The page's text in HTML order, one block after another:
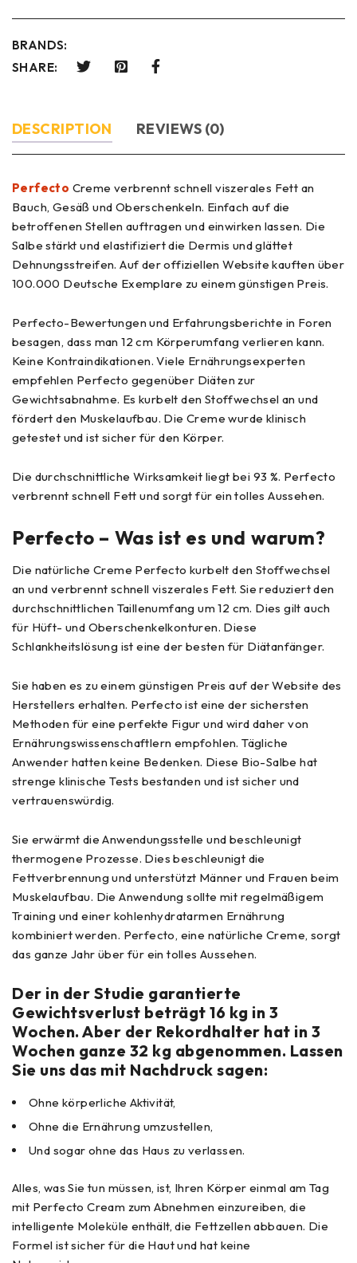
BRANDS:
SHARE:
DESCRIPTION REVIEWS (0)
Perfecto Creme verbrennt schnell viszerales Fett an
Bauch, Gesäß und Oberschenkeln. Einfach auf die
betroffenen Stellen auftragen und einwirken lassen. Die
Salbe stärkt und elastifiziert die Dermis und glättet
Dehnungsstreifen. Auf der offiziellen Website kauften über
100.000 Deutsche Exemplare zu einem günstigen Preis.
Perfecto-Bewertungen und Erfahrungsberichte in Foren
besagen, dass man 12 cm Körperumfang verlieren kann.
Keine Kontraindikationen. Viele Ernährungsexperten
empfehlen Perfecto gegenüber Diäten zur
Gewichtsabnahme. Es kurbelt den Stoffwechsel an und
fördert den Muskelaufbau. Die Creme wurde klinisch
getestet und ist sicher für den Körper.
Die durchschnittliche Wirksamkeit liegt bei 93 %. Perfecto
verbrennt schnell Fett und sorgt für ein tolles Aussehen.
Perfecto – Was ist es und warum?
Die natürliche Creme Perfecto kurbelt den Stoffwechsel
an und verbrennt schnell viszerales Fett. Sie reduziert den
durchschnittlichen Taillenumfang um 12 cm. Dies gilt auch
für Hüft- und Oberschenkelkonturen. Diese
Schlankheitslösung ist eine der besten für Diätanfänger.
Sie haben es zu einem günstigen Preis auf der Website des
Herstellers erhalten. Perfecto ist eine der sichersten
Methoden für eine perfekte Figur und wird daher von
Ernährungswissenschaftlern empfohlen. Tägliche
Anwender hatten keine Bedenken. Diese Bio-Salbe hat
strenge klinische Tests bestanden und ist sicher und
vertrauenswürdig.
Sie erwärmt die Anwendungsstelle und beschleunigt
thermogene Prozesse. Dies beschleunigt die
Fettverbrennung und unterstützt Männer und Frauen beim
Muskelaufbau. Die Anwendung sollte mit regelmäßigem
Training und einer kohlenhydratarmen Ernährung
kombiniert werden. Perfecto, eine natürliche Creme, sorgt
das ganze Jahr über für ein tolles Aussehen.
Der in der Studie garantierte
Gewichtsverlust beträgt 16 kg in 3
Wochen. Aber der Rekordhalter hat in 3
Wochen ganze 32 kg abgenommen. Lassen
Sie uns das mit Nachdruck sagen:
Ohne körperliche Aktivität,
Ohne die Ernährung umzustellen,
Und sogar ohne das Haus zu verlassen.
Alles, was Sie tun müssen, ist, Ihren Körper einmal am Tag
mit Perfecto Cream zum Abnehmen einzureiben, die
intelligente Moleküle enthält, die Fettzellen abbauen. Die
Formel ist sicher für die Haut und hat keine